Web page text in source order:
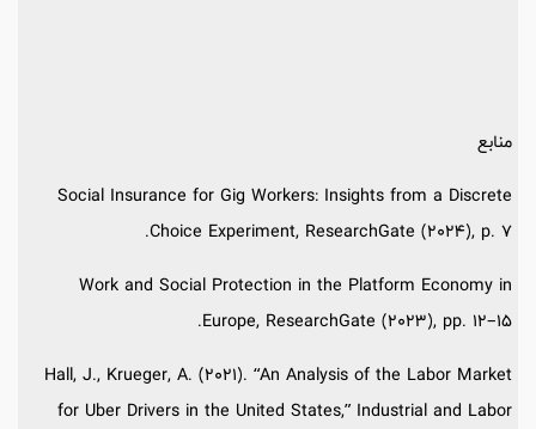
منابع
Social Insurance for Gig Workers: Insights from a Discrete
Choice Experiment, ResearchGate (2024), p. 7.
Work and Social Protection in the Platform Economy in
Europe, ResearchGate (2023), pp. 12–15.
Hall, J., Krueger, A. (2021). “An Analysis of the Labor Market
for Uber Drivers in the United States,” Industrial and Labor